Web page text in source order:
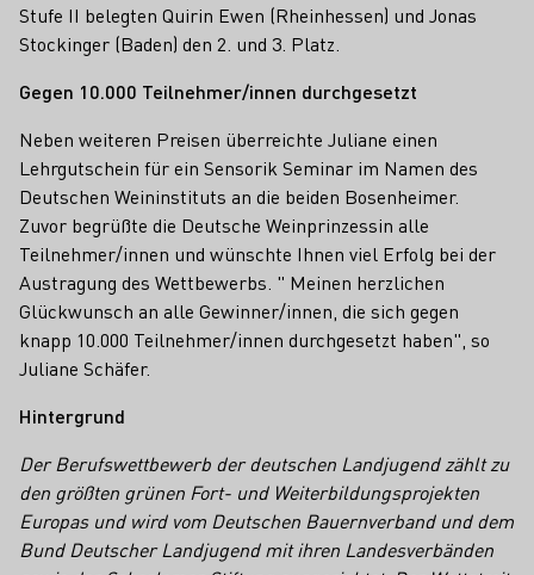
Stufe II belegten Quirin Ewen (Rheinhessen) und Jonas
Stockinger (Baden) den 2. und 3. Platz.
Gegen 10.000 Teilnehmer/innen durchgesetzt
Neben weiteren Preisen überreichte Juliane einen
Lehrgutschein für ein Sensorik Seminar im Namen des
Deutschen Weininstituts an die beiden Bosenheimer.
Zuvor begrüßte die Deutsche Weinprinzessin alle
Teilnehmer/innen und wünschte Ihnen viel Erfolg bei der
Austragung des Wettbewerbs. " Meinen herzlichen
Glückwunsch an alle Gewinner/innen, die sich gegen
knapp 10.000 Teilnehmer/innen durchgesetzt haben", so
Juliane Schäfer.
Hintergrund
Der Berufswettbewerb der deutschen Landjugend zählt zu
den größten grünen Fort- und Weiterbildungsprojekten
Europas und wird vom Deutschen Bauernverband und dem
Bund Deutscher Landjugend mit ihren Landesverbänden